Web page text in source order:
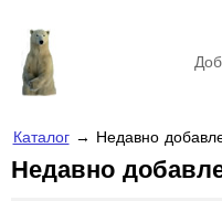
Каталог→ Недавно
Недавно